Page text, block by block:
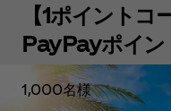
【1ポイントコ
PayPayポイン
1,000名様